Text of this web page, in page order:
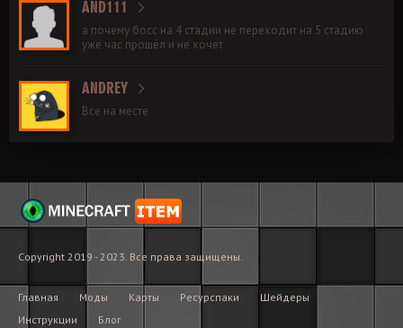
AND111
а почему босс на 4 стадии не переходит на 5 стадию
уже час прошёл и не хочет
ANDREY
Все на месте
Copyright 2019 - 2023. Все права защищены.
Главная Моды Карты Ресурспаки
Шейдеры
Инструкции
Блог